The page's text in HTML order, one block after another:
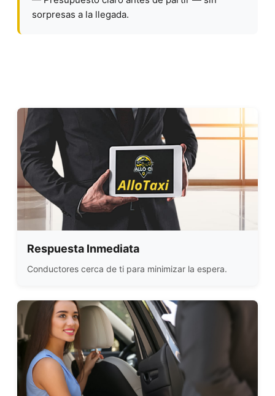
sorpresas a la llegada.
Respuesta Inmediata
Conductores cerca de ti para minimizar la espera.